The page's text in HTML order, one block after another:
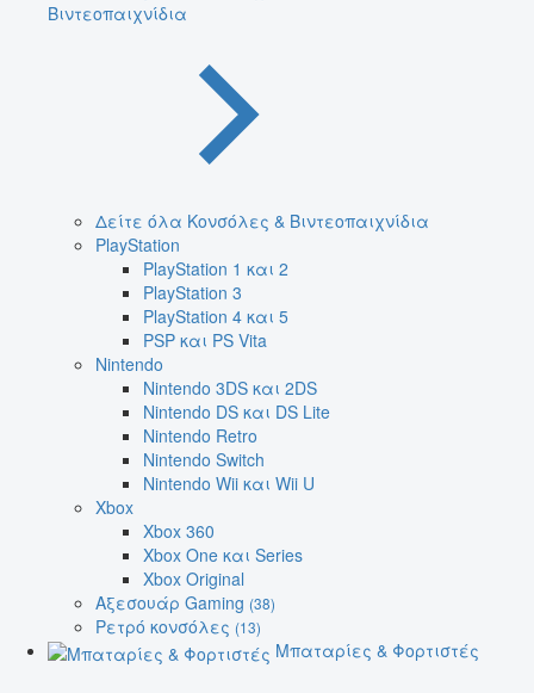
Βιντεοπαιχνίδια
Δείτε όλα Κονσόλες & Βιντεοπαιχνίδια
PlayStation
PlayStation 1 και 2
PlayStation 3
PlayStation 4 και 5
PSP και PS Vita
Nintendo
Nintendo 3DS και 2DS
Nintendo DS και DS Lite
Nintendo Retro
Nintendo Switch
Nintendo Wii και Wii U
Xbox
Xbox 360
Xbox One και Series
Xbox Original
Αξεσουάρ Gaming (38)
Ρετρό κονσόλες (13)
Μπαταρίες & Φορτιστές